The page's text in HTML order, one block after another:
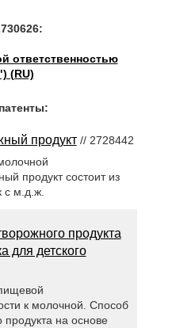
ответственностью
(RU)
продукт// 2728442
продукт состоит из
с м.д.ж.
продукта
для детского
к молочной. Способ
продукта на основе